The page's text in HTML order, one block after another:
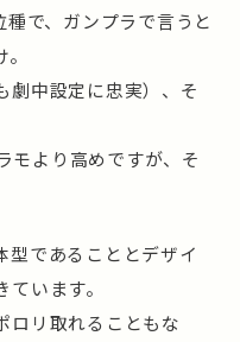
で、ガンプラで言うと
劇中設定に忠実）、そ
モより高めですが、そ
型であることとデザイ
います。
ロリ取れることもな